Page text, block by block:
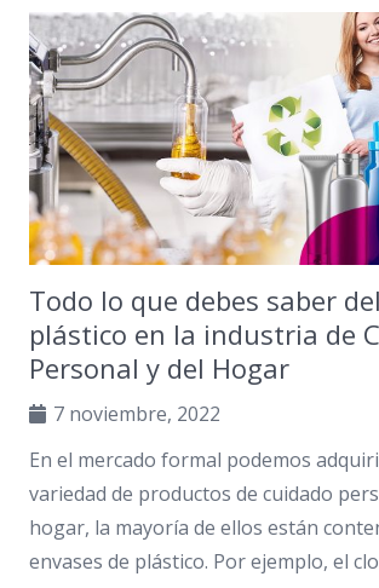
Todo lo que debes saber
plástico en la industria de
Personal y del Hogar
7 noviembre, 2022
En el mercado formal podemos
variedad de productos de cuidado
hogar, la mayoría de ellos están
envases de plástico. Por ejemplo, el